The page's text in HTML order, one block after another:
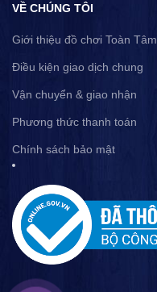
VỀ CHÚNG TÔI
Giới thiệu đồ chơi Toàn Tâm
Điều kiện giao dịch chung
Vận chuyển & giao nhận
Phương thức thanh toán
Chính sách bảo mật